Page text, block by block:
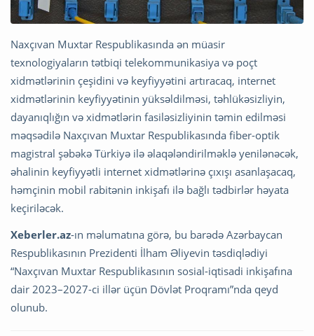
Naxçıvan Muxtar Respublikasında ən müasir
texnologiyaların tətbiqi telekommunikasiya və poçt
xidmətlərinin çeşidini və keyfiyyətini artıracaq, internet
xidmətlərinin keyfiyyətinin yüksəldilməsi, təhlükəsizliyin,
dayanıqlığın və xidmətlərin fasiləsizliyinin təmin edilməsi
məqsədilə Naxçıvan Muxtar Respublikasında fiber-optik
magistral şəbəkə Türkiyə ilə əlaqələndirilməklə yenilənəcək,
əhalinin keyfiyyətli internet xidmətlərinə çıxışı asanlaşacaq,
həmçinin mobil rabitənin inkişafı ilə bağlı tədbirlər həyata
keçiriləcək.
Xeberler.az-ın məlumatına görə, bu barədə Azərbaycan
Respublikasının Prezidenti İlham Əliyevin təsdiqlədiyi
“Naxçıvan Muxtar Respublikasının sosial-iqtisadi inkişafına
dair 2023–2027-ci illər üçün Dövlət Proqramı”nda qeyd
olunub.